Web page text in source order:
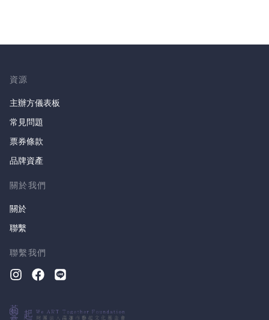
資源
主辦方儀表板
常見問題
票券條款
品牌資產
關於我們
關於
聯繫
聯繫我們